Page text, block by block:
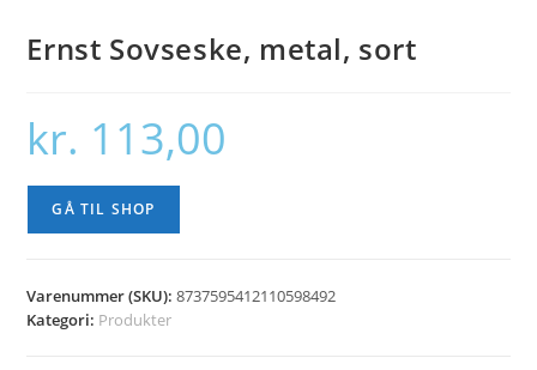
Ernst Sovseske, metal, sort
kr. 113,00
GÅ TIL SHOP
Varenummer (SKU):8737595412110598492
Kategori: Produkter